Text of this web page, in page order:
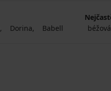
Dorina Babell
béžová